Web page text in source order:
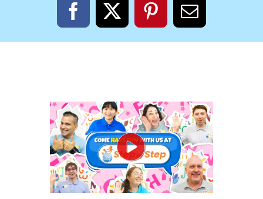
Facebook
X Pinterest
電